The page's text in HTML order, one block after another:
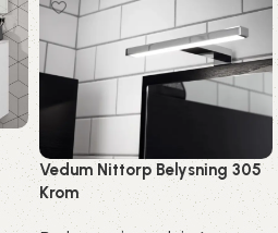
Vedum Nittorp Belysning 305
Krom